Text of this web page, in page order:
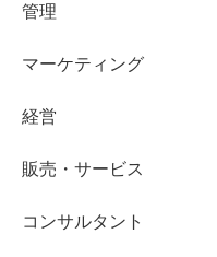
管理
マーケティング
経営
販売・サービス
コンサルタント